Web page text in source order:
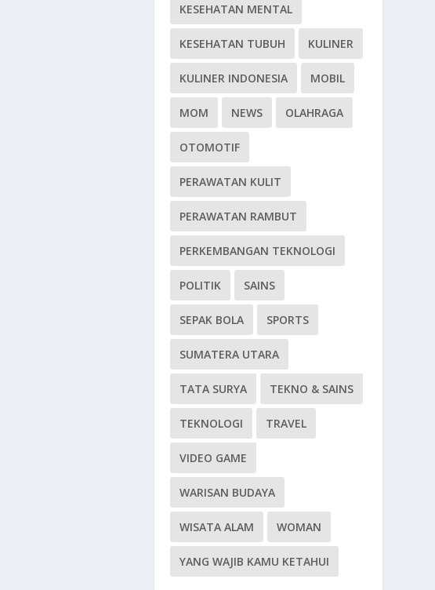
KESEHATAN MENTAL
KESEHATAN TUBUH KULINER
KULINER INDONESIA MOBIL
MOM NEWS OLAHRAGA
OTOMOTIF
PERAWATAN KULIT
PERAWATAN RAMBUT
PERKEMBANGAN TEKNOLOGI
POLITIK SAINS
SEPAK BOLA SPORTS
SUMATERA UTARA
TATA SURYA TEKNO & SAINS
TEKNOLOGI TRAVEL
VIDEO GAME
WARISAN BUDAYA
WISATA ALAM WOMAN
YANG WAJIB KAMU KETAHUI